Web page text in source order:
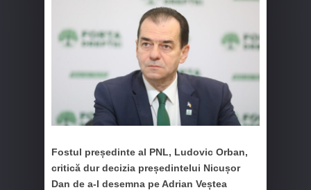
Fostul președinte al PNL, Ludovic Orban,
critică dur decizia președintelui Nicușor
Dan de a-l desemna pe Adrian Veștea